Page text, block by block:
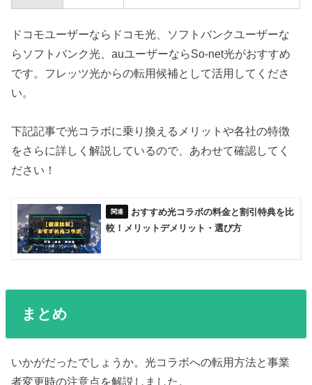
ドコモユーザーならドコモ光、ソフトバンクユーザーな
らソフトバンク光、auユーザーならSo-net光がおすすめ
です。フレッツ光からの転用候補として活用してくださ
い。
下記記事で光コラボに乗り換えるメリットや各社の特徴
をさらに詳しく解説しているので、あわせて確認してく
ださい！
おすすめ光コラボの料金と割引特典を比
較！メリットデメリット・選び方
まとめ
いかがだったでしょうか。光コラボへの転用方法と事業
者変更時の注意点を解説しました。